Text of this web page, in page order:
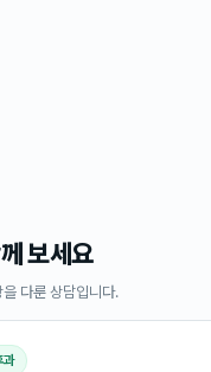
보세요
다룬 상담입니다.
과